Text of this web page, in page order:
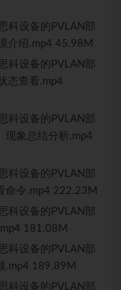
科设备的PVLAN部
介绍.mp4 45.98M
科设备的PVLAN部
态查看.mp4
科设备的PVLAN部
现象总结分析.mp4
科设备的PVLAN部
命令.mp4 222.23M
科设备的PVLAN部
181.08M
科设备的PVLAN部
.mp4 189.89M
科设备的PVLAN部